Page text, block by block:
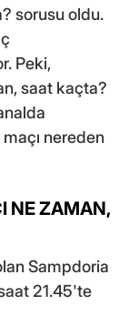
sorusu oldu.
Peki,
saat kaçta?
nereden
NE ZAMAN,
Sampdoria
21.45'te